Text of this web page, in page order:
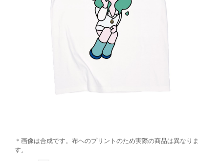
＊画像は合成です。布へのプリントのため実際の商品は異なりま
す。